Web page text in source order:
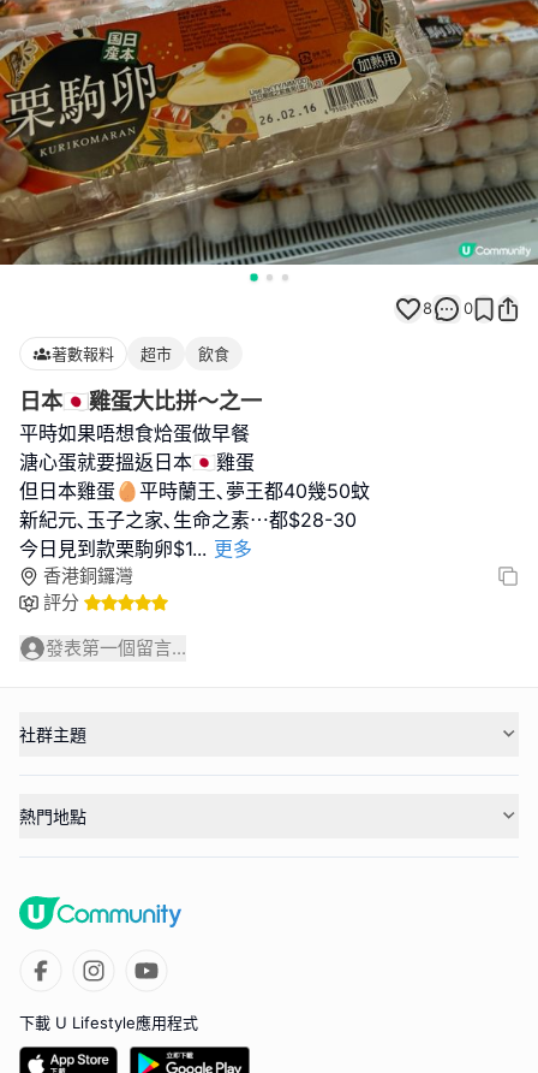
8 0
著數報料 超市 飲食
日本🇯🇵雞蛋大比拼～之一
平時如果唔想食烚蛋做早餐
溏心蛋就要搵返日本🇯🇵雞蛋
但日本雞蛋🥚平時蘭王､夢王都40幾50蚊
新紀元､玉子之家､生命之素⋯都$28-30
今日見到款栗駒卵$1... 更多
香港銅鑼灣
評分
發表第一個留言...
社群主題
熱門地點
下載 U Lifestyle應用程式